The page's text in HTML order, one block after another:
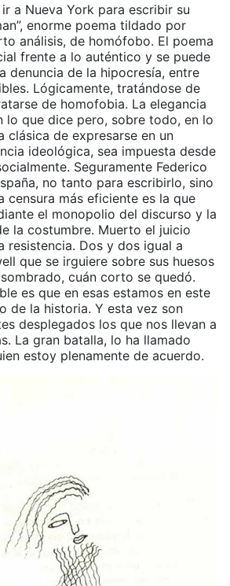
a Nueva York para escribir su
enorme poema tildado por
análisis, de homófobo. El poema
frente a lo auténtico y se puede
denuncia de la hipocresía, entre
Lógicamente, tratándose de
de homofobia. La elegancia
lo que dice pero, sobre todo, en lo
clásica de expresarse en un
ideológica, sea impuesta desde
Seguramente Federico
no tanto para escribirlo, sino
censura más eficiente es la que
el monopolio del discurso y la
la costumbre. Muerto el juicio
resistencia. Dos y dos igual a
que se irguiere sobre sus huesos
cuán corto se quedó.
es que en esas estamos en este
de la historia. Y esta vez son
desplegados los que nos llevan a
La gran batalla, lo ha llamado
estoy plenamente de acuerdo.